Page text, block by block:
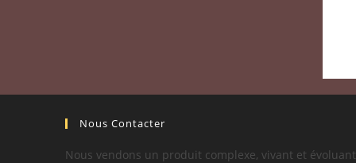
Nous Contacter
Nous vendons un produit complexe, vivant et